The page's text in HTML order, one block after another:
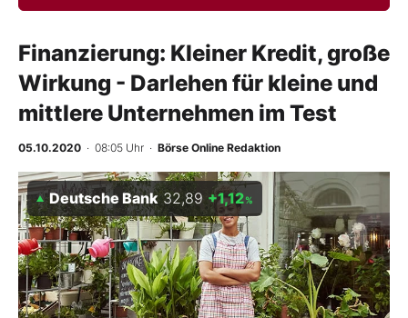
Anlageprodukte
Finanz-Check
BO-Musterdepots
Experten
Mein B:O
Finanzierung: Kleiner Kredit, große
Wirkung - Darlehen für kleine und
mittlere Unternehmen im Test
05.10.2020 · 08:05 Uhr · Börse Online Redaktion
Deutsche Bank 32,89 +1,12%